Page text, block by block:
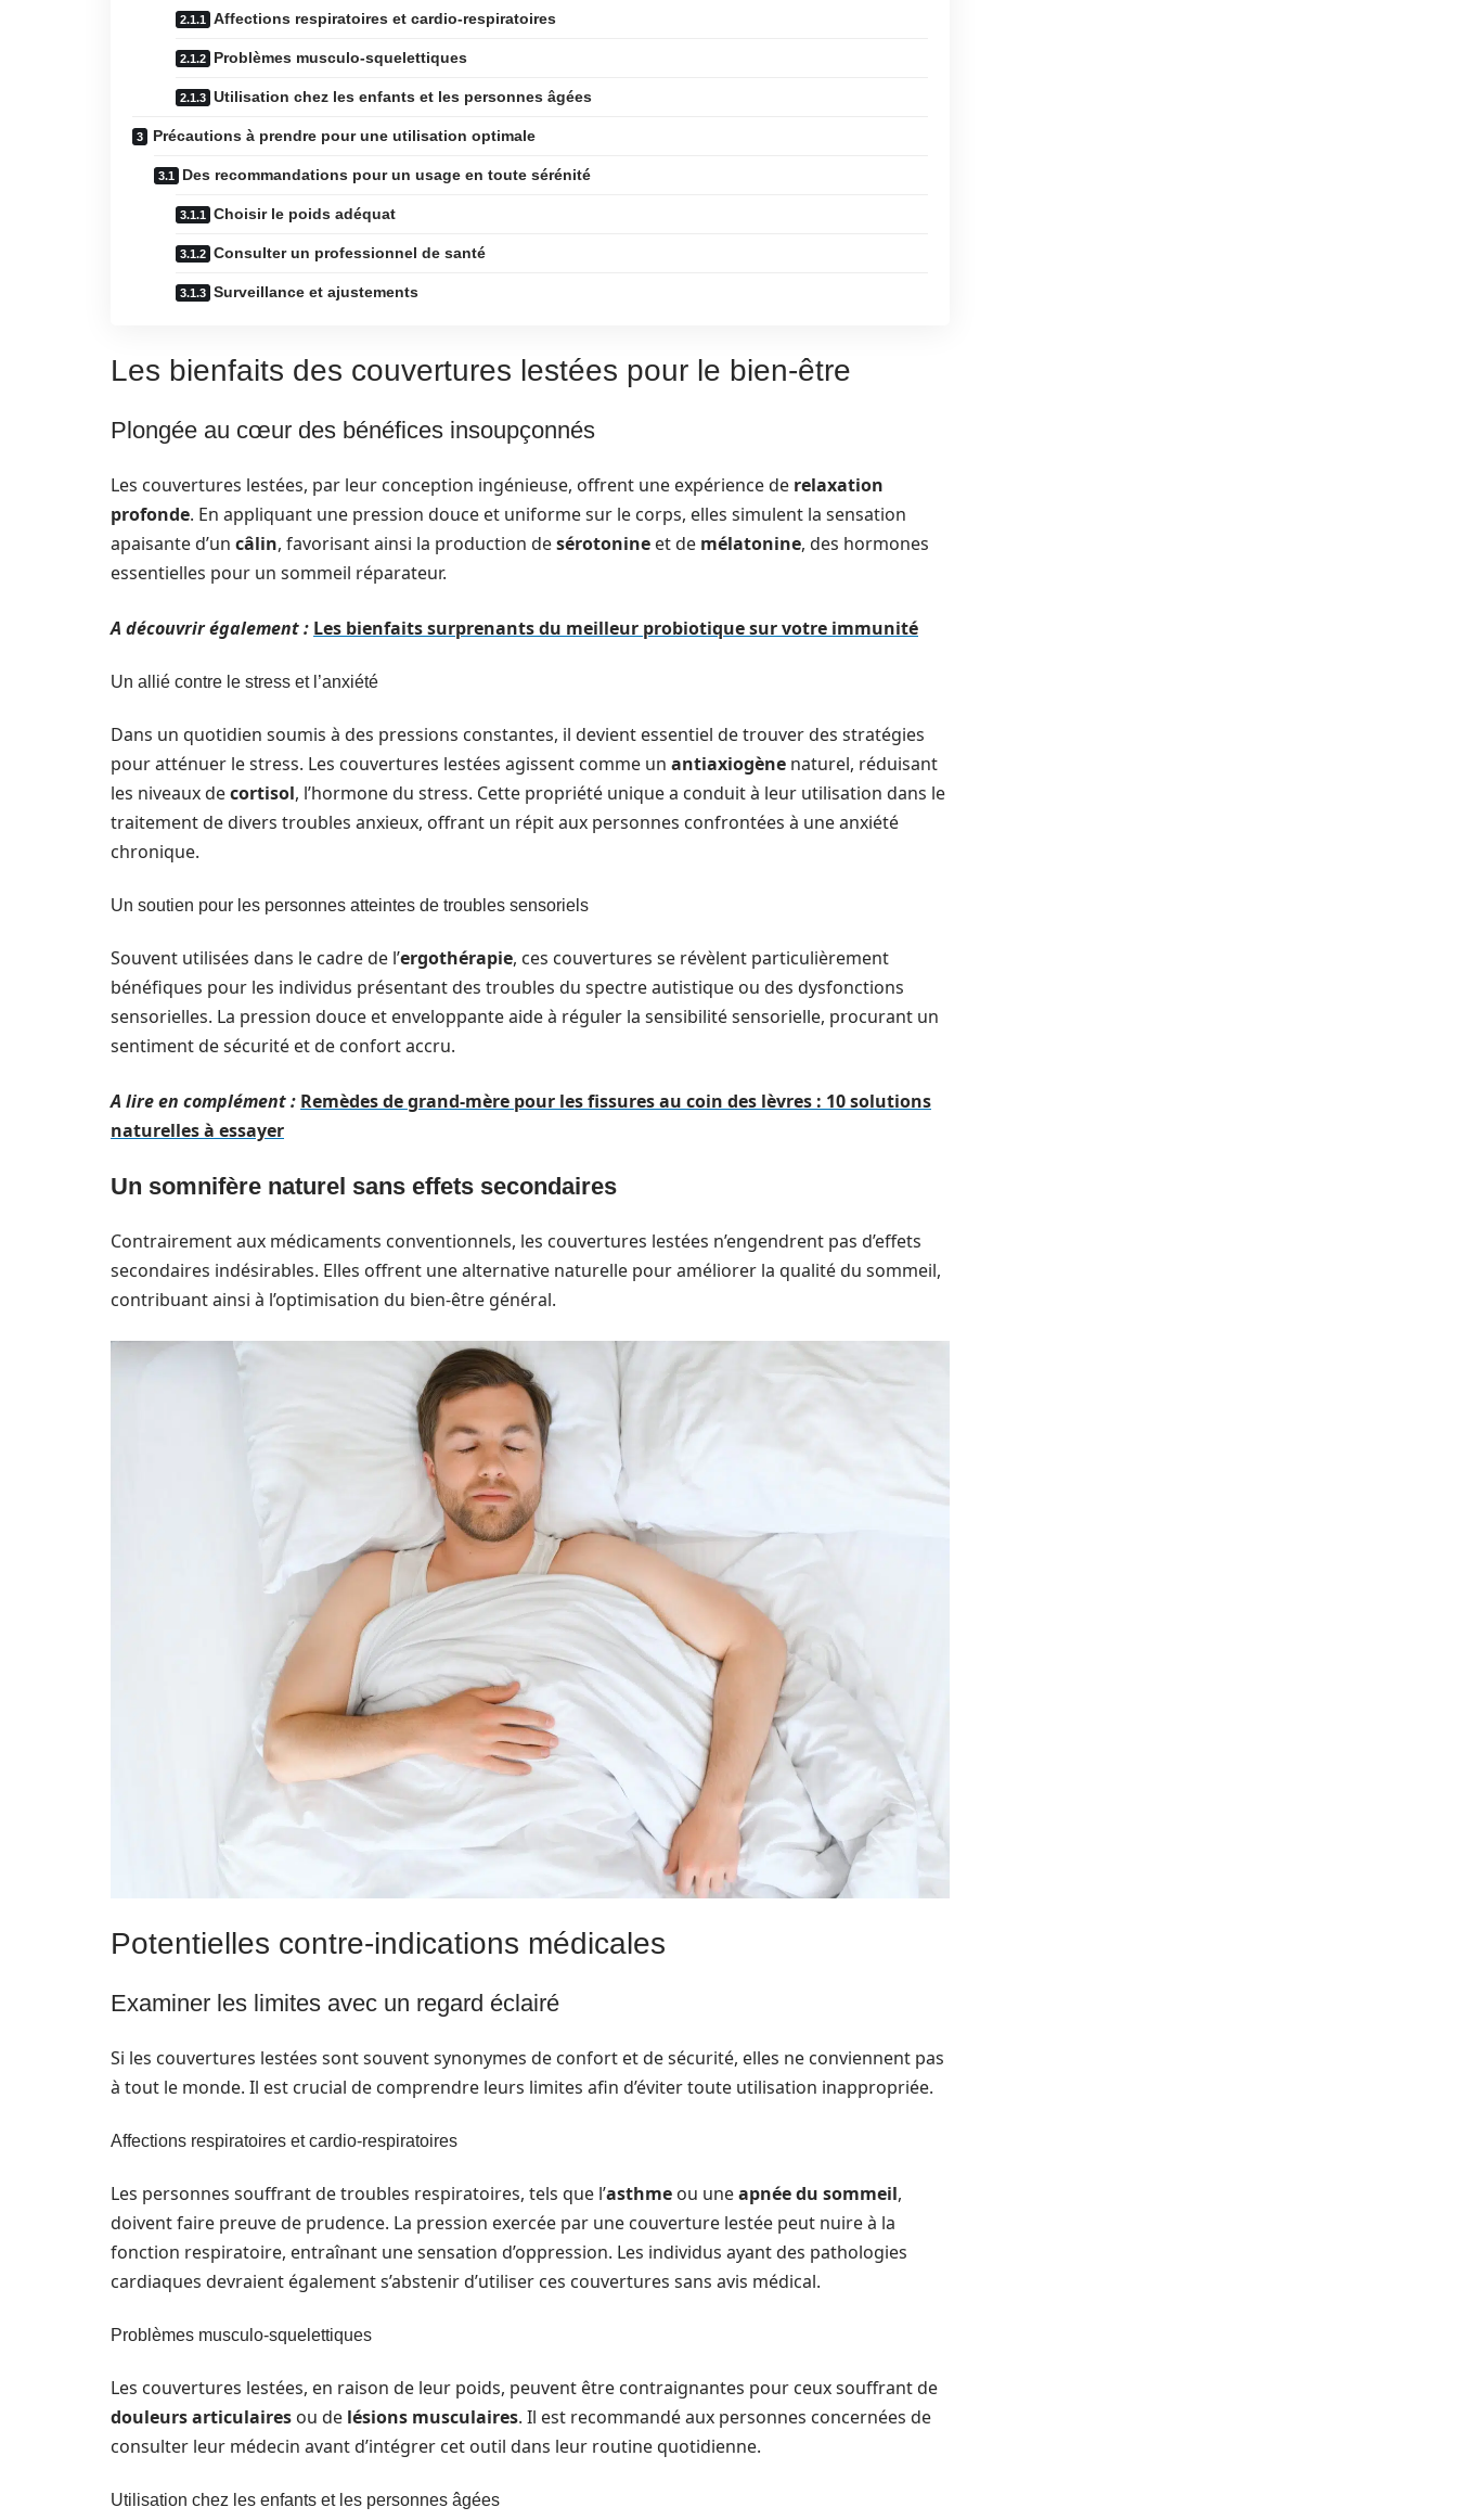
Affections respiratoires et cardio-respiratoires
Problèmes musculo-squelettiques
Utilisation chez les enfants et les personnes âgées
Précautions à prendre pour une utilisation optimale
Des recommandations pour un usage en toute sérénité
Choisir le poids adéquat
Consulter un professionnel de santé
Surveillance et ajustements
Les bienfaits des couvertures lestées pour le bien-être
Plongée au cœur des bénéfices insoupçonnés
Les couvertures lestées, par leur conception ingénieuse, offrent une expérience de relaxation
profonde. En appliquant une pression douce et uniforme sur le corps, elles simulent la sensation
apaisante d’un câlin, favorisant ainsi la production desérotonine et de mélatonine, des hormones
essentielles pour un sommeil réparateur.
A découvrir également : Les bienfaits surprenants du meilleur probiotique sur votre immunité
Un allié contre le stress et l’anxiété
Dans un quotidien soumis à des pressions constantes, il devient essentiel de trouver des stratégies
pour atténuer le stress. Les couvertures lestées agissent comme un antiaxiogène naturel, réduisant
les niveaux decortisol, l’hormone du stress. Cette propriété unique a conduit à leur utilisation dans le
traitement de divers troubles anxieux, offrant un répit aux personnes confrontées à une anxiété
chronique.
Un soutien pour les personnes atteintes de troubles sensoriels
Souvent utilisées dans le cadre de l’ergothérapie, ces couvertures se révèlent particulièrement
bénéfiques pour les individus présentant des troubles du spectre autistique ou des dysfonctions
sensorielles. La pression douce et enveloppante aide à réguler la sensibilité sensorielle, procurant un
sentiment de sécurité et de confort accru.
A lire en complément : Remèdes de grand-mère pour les fissures au coin des lèvres : 10 solutions
naturelles à essayer
Un somnifère naturel sans effets secondaires
Contrairement aux médicaments conventionnels, les couvertures lestées n’engendrent pas d’effets
secondaires indésirables. Elles offrent une alternative naturelle pour améliorer la qualité du sommeil,
contribuant ainsi à l’optimisation du bien-être général.
Potentielles contre-indications médicales
Examiner les limites avec un regard éclairé
Si les couvertures lestées sont souvent synonymes de confort et de sécurité, elles ne conviennent pas
à tout le monde. Il est crucial de comprendre leurs limites afin d’éviter toute utilisation inappropriée.
Affections respiratoires et cardio-respiratoires
Les personnes souffrant de troubles respiratoires, tels que l’asthme ou uneapnée du sommeil,
doivent faire preuve de prudence. La pression exercée par une couverture lestée peut nuire à la
fonction respiratoire, entraînant une sensation d’oppression. Les individus ayant des pathologies
cardiaques devraient également s’abstenir d’utiliser ces couvertures sans avis médical.
Problèmes musculo-squelettiques
Les couvertures lestées, en raison de leur poids, peuvent être contraignantes pour ceux souffrant de
douleurs articulaires ou de lésions musculaires. Il est recommandé aux personnes concernées de
consulter leur médecin avant d’intégrer cet outil dans leur routine quotidienne.
Utilisation chez les enfants et les personnes âgées